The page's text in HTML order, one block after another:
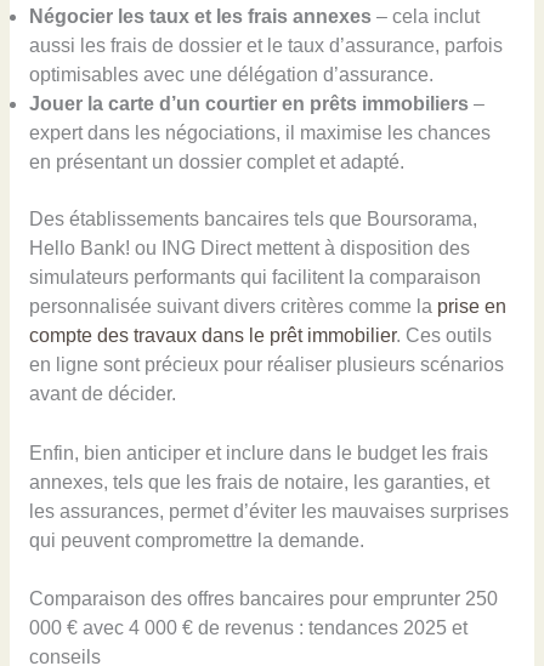
Négocier les taux et les frais annexes– cela inclut
aussi les frais de dossier et le taux d’assurance, parfois
optimisables avec une délégation d’assurance.
Jouer la carte d’un courtier en prêts immobiliers–
expert dans les négociations, il maximise les chances
en présentant un dossier complet et adapté.
Des établissements bancaires tels que Boursorama,
Hello Bank! ou ING Direct mettent à disposition des
simulateurs performants qui facilitent la comparaison
personnalisée suivant divers critères comme la prise en
compte des travaux dans le prêt immobilier. Ces outils
en ligne sont précieux pour réaliser plusieurs scénarios
avant de décider.
Enfin, bien anticiper et inclure dans le budget les frais
annexes, tels que les frais de notaire, les garanties, et
les assurances, permet d’éviter les mauvaises surprises
qui peuvent compromettre la demande.
Comparaison des offres bancaires pour emprunter 250
000 € avec 4 000 € de revenus : tendances 2025 et
conseils